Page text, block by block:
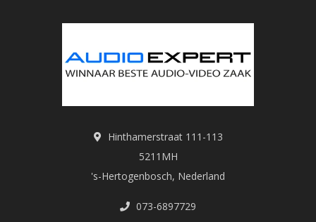
Hinthamerstraat 111-113
5211MH
's-Hertogenbosch, Nederland
073-6897729